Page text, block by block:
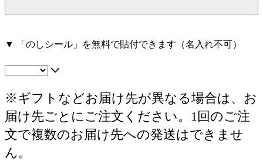
▼ 「のしシール」を無料で貼付できます（名入れ不可）
※ギフトなどお届け先が異なる場合は、お
届け先ごとにご注文ください。1回のご注
文で複数のお届け先への発送はできませ
ん。